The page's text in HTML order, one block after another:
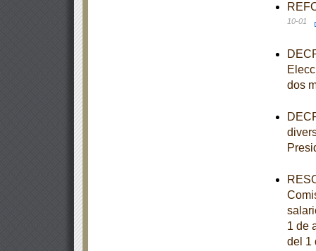
10-01
dos
1 de
del 1